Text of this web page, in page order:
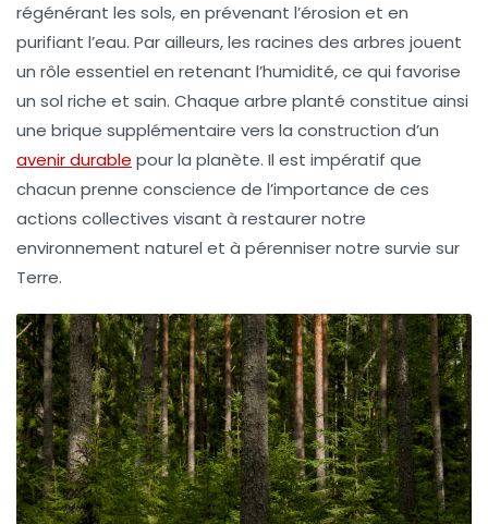
régénérant les sols, en prévenant l’érosion et en
purifiant l’eau. Par ailleurs, les racines des arbres jouent
un rôle essentiel en retenant l’humidité, ce qui favorise
un sol riche et sain. Chaque arbre planté constitue ainsi
une brique supplémentaire vers la construction d’un
avenir durable pour la planète. Il est impératif que
chacun prenne conscience de l’importance de ces
actions collectives visant à restaurer notre
environnement naturel et à pérenniser notre survie sur
Terre.